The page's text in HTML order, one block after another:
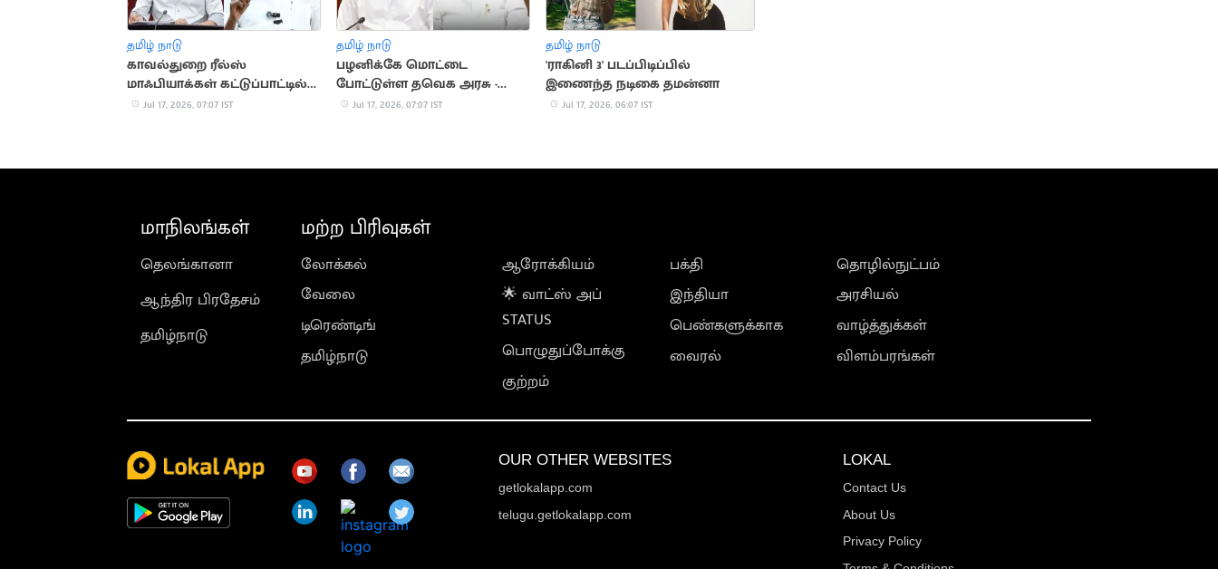
தமிழ் நாடு
காவல்துறை ரீல்ஸ்
மாஃபியாக்கள் கட்டுப்பாட்டில்
உள்ளதா? - அப்பாவு கேள்வி
Jul 17, 2026, 07:07 IST
தமிழ் நாடு
பழனிக்கே மொட்டை
போட்டுள்ள தவெக அரசு -
பரந்தாமன் விமர்சனம்
Jul 17, 2026, 07:07 IST
தமிழ் நாடு
'ராகினி 3' படப்பிடிப்பில்
இணைந்த நடிகை தமன்னா
Jul 17, 2026, 06:07 IST
மாநிலங்கள்
தெலங்கானா
ஆந்திர பிரதேசம்
தமிழ்நாடு
மற்ற பிரிவுகள்
லோக்கல்
வேலை
டிரெண்டிங்
தமிழ்நாடு
ஆரோக்கியம்
🌟 வாட்ஸ் அப்
STATUS
பொழுதுப்போக்கு
குற்றம்
பக்தி
இந்தியா
பெண்களுக்காக
வைரல்
தொழில்நுட்பம்
அரசியல்
வாழ்த்துக்கள்
விளம்பரங்கள்
OUR OTHER WEBSITES
getlokalapp.com
telugu.getlokalapp.com
LOKAL
Contact Us
About Us
Privacy Policy